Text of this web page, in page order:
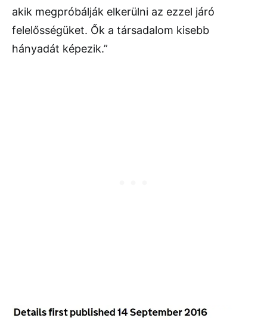
akik megpróbálják elkerülni az ezzel járó
felelősségüket. Ők a társadalom kisebb
hányadát képezik.”